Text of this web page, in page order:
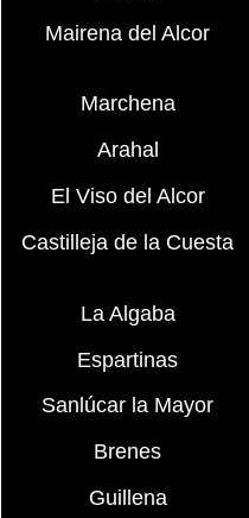
Mairena del Alcor
Marchena
Arahal
El Viso del Alcor
Castilleja de la Cuesta
La Algaba
Espartinas
Sanlúcar la Mayor
Brenes
Guillena